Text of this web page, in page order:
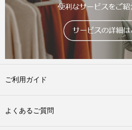
ご利用ガイド
よくあるご質問